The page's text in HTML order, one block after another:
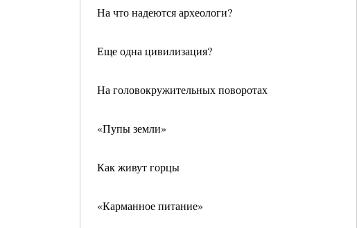
На что надеются археологи?
Еще одна цивилизация?
На головокружительных поворотах
«Пупы земли»
Как живут горцы
«Карманное питание»